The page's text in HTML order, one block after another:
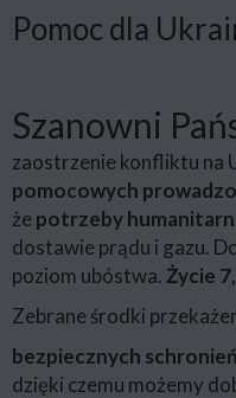
Pomoc dla
Szanowni
zaostrzenie konfliktu na
pomocowych
żepotrzeby
dostawie prądu i gazu.
poziom ubóstwa. Życie
Zebrane środki
bezpiecznych
dzięki czemu możemy